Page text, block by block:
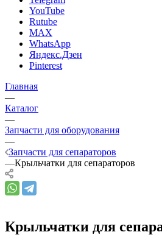
YouTube
Rutube
MAX
WhatsApp
Яндекс.Дзен
Pinterest
Главная
—
Каталог
—
Запчасти для оборудования
—
Запчасти для сепараторов
—Крыльчатки для сепараторов
Крыльчатки для